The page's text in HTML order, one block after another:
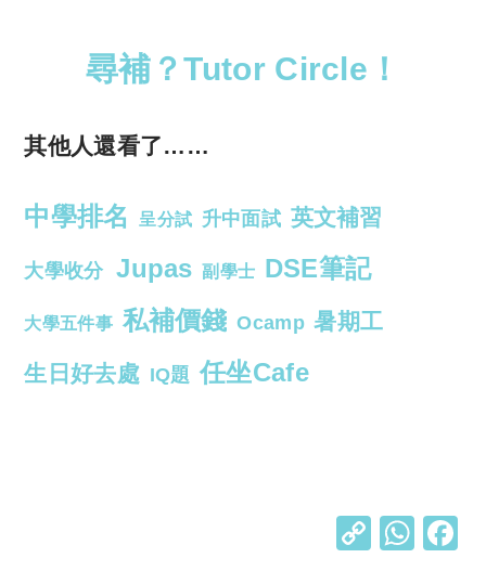
尋補？Tutor Circle！
其他人還看了……
中學排名 呈分試 升中面試 英文補習
大學收分 Jupas 副學士 DSE筆記
大學五件事 私補價錢 Ocamp 暑期工
生日好去處 IQ題 任坐Cafe
C W